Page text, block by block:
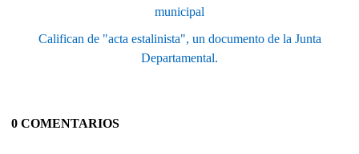
municipal
Califican de "acta estalinista", un documento de la Junta
Departamental.
0 COMENTARIOS